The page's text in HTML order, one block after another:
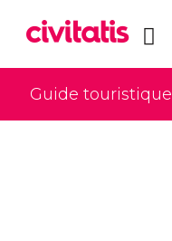
Guide touristique